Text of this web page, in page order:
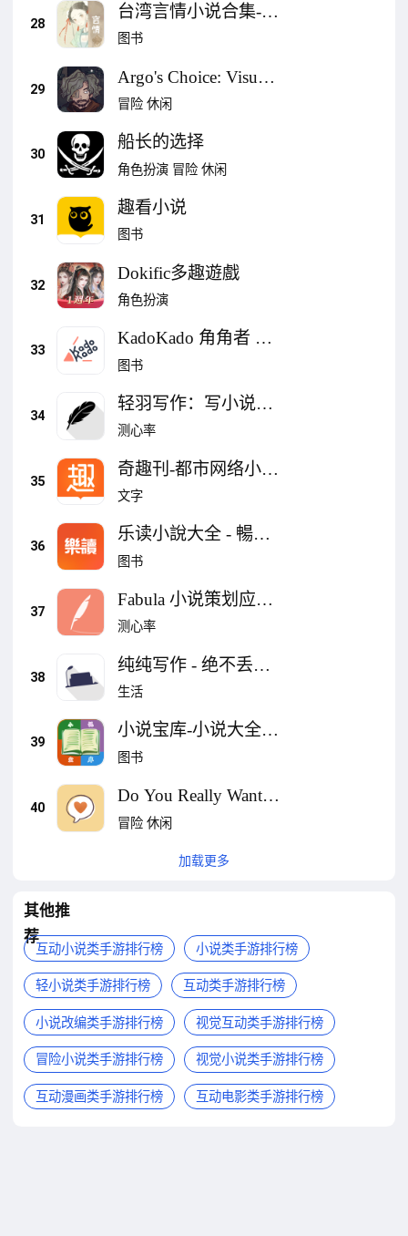
28
台湾言情小说合集-爱
情小说
图书
29
Argo's Choice: Visual
Novel
冒险 休闲
30
船长的选择
角色扮演 冒险 休闲
31
趣看小说
图书
32
Dokific多趣遊戲
角色扮演
33
KadoKado 角角者 热
门精采连载小说天天
图书
34
轻羽写作：写小说编
辑剧本创作笔记便签
测心率
35
奇趣刊-都市网络小说
下载阅读器
文字
36
乐读小說大全 - 暢享
精品網絡小說
图书
37
Fabula 小说策划应
用，帮您整理写作思
测心率
38
纯纯写作 - 绝不丢失
文本、AI、日记、便
生活
39
小说宝库-小说大全，
听书、阅读器
图书
40
Do You Really Want to
Know?
冒险 休闲
加载更多
其他推
荐
互动小说类手游排行榜 小说类手游排行榜
轻小说类手游排行榜 互动类手游排行榜
小说改编类手游排行榜 视觉互动类手游排行榜
冒险小说类手游排行榜 视觉小说类手游排行榜
互动漫画类手游排行榜 互动电影类手游排行榜